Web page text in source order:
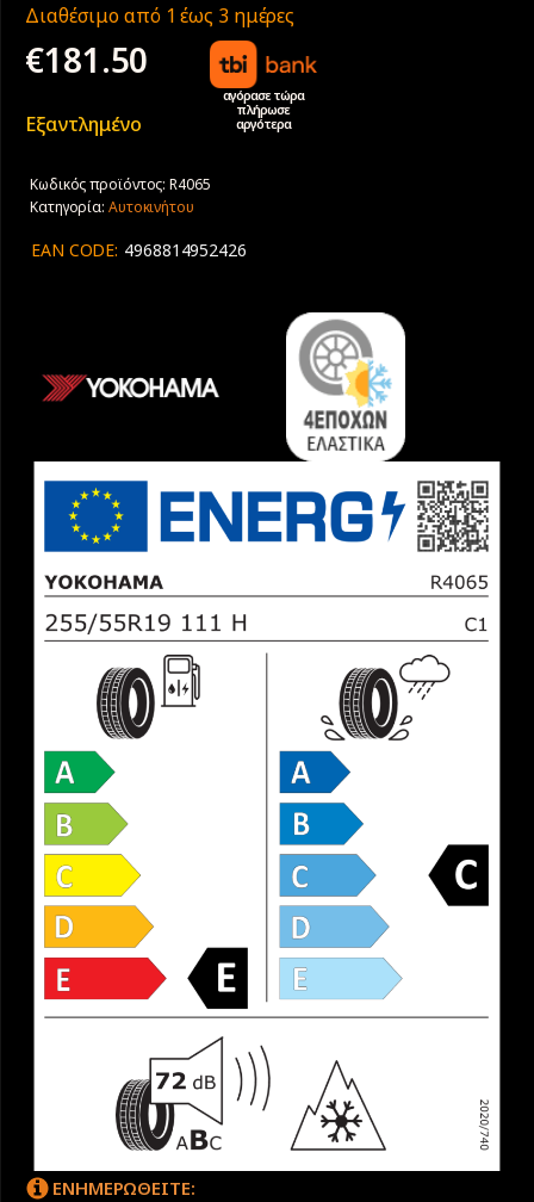
Διαθέσιμο από 1 έως 3 ημέρες
€181.50
αγόρασε τώρα
πλήρωσε
αργότερα
Εξαντλημένο
Κωδικός προϊόντος:R4065
Κατηγορία: Αυτοκινήτου
EAN CODE: 4968814952426
ΕΝΗΜΕΡΩΘΕΙΤΕ: